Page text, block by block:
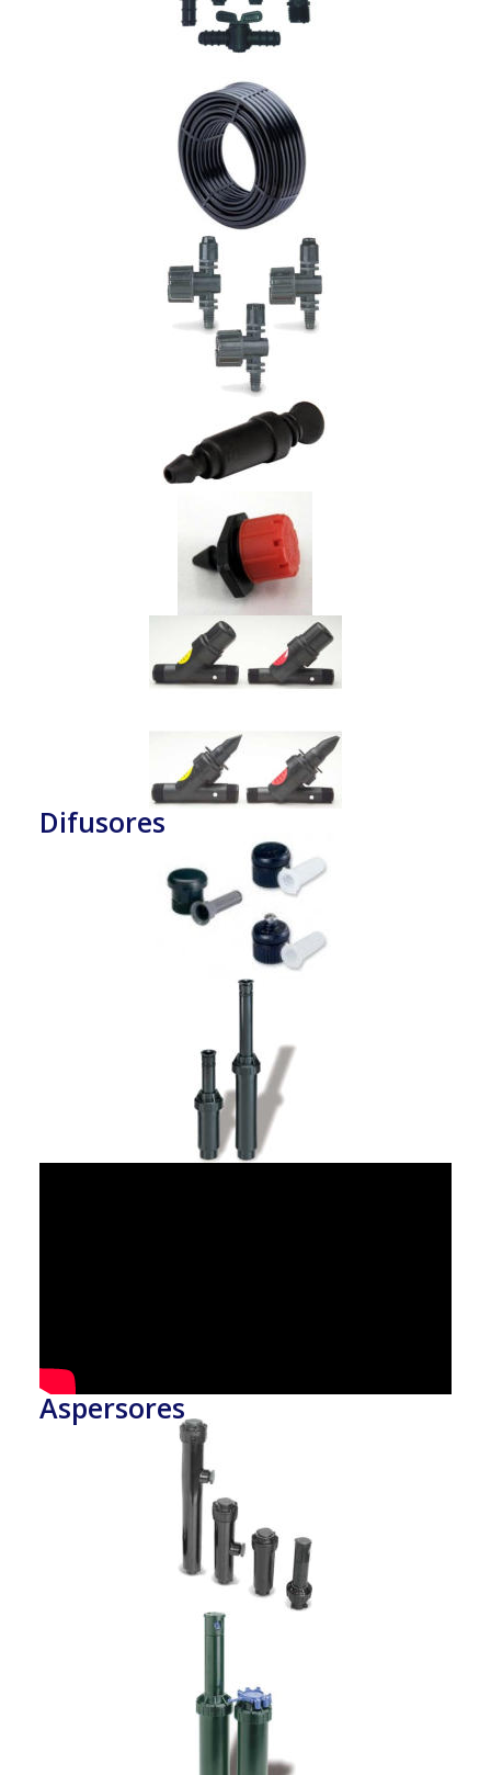
Difusores
Aspersores